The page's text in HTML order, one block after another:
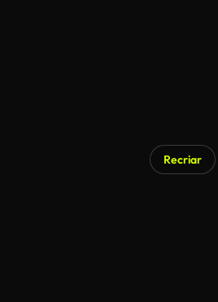
Recriar